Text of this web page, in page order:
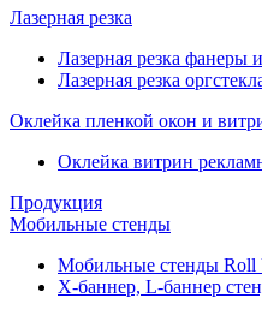
Лазерная резка
Лазерная резка фанеры
Лазерная резка
Оклейка пленкой окон и
Оклейка витрин
Продукция
Мобильные стенды
Мобильные стенды Roll
Х-баннер, L-баннер